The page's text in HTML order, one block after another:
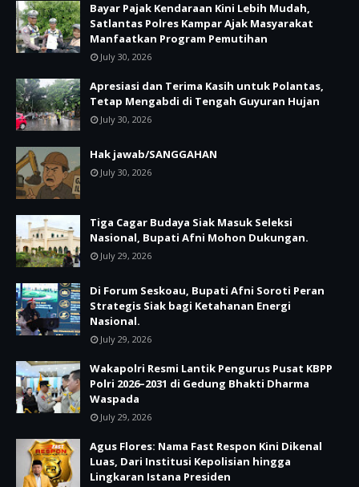
Bayar Pajak Kendaraan Kini Lebih Mudah,
Satlantas Polres Kampar Ajak Masyarakat
Manfaatkan Program Pemutihan
July 30, 2026
Apresiasi dan Terima Kasih untuk Polantas,
Tetap Mengabdi di Tengah Guyuran Hujan
July 30, 2026
Hak jawab/SANGGAHAN
July 30, 2026
Tiga Cagar Budaya Siak Masuk Seleksi
Nasional, Bupati Afni Mohon Dukungan.
July 29, 2026
Di Forum Seskoau, Bupati Afni Soroti Peran
Strategis Siak bagi Ketahanan Energi
Nasional.
July 29, 2026
Wakapolri Resmi Lantik Pengurus Pusat KBPP
Polri 2026–2031 di Gedung Bhakti Dharma
Waspada
July 29, 2026
Agus Flores: Nama Fast Respon Kini Dikenal
Luas, Dari Institusi Kepolisian hingga
Lingkaran Istana Presiden